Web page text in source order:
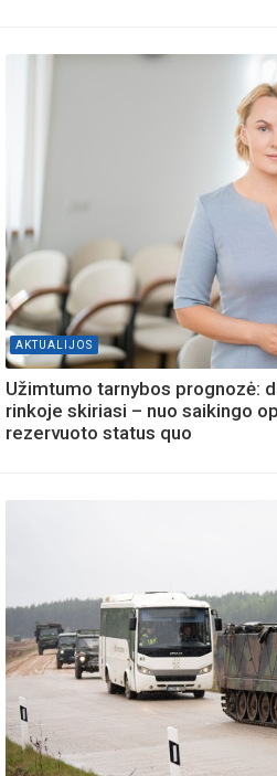
AKTUALIJOS
Užimtumo tarnybos prognozė:
rinkoje skiriasi – nuo saikingo
rezervuoto status quo